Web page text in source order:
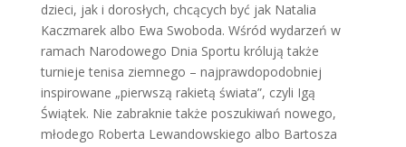
dzieci, jak i dorosłych, chcących być jak Natalia
Kaczmarek albo Ewa Swoboda. Wśród wydarzeń w
ramach Narodowego Dnia Sportu królują także
turnieje tenisa ziemnego – najprawdopodobniej
inspirowane „pierwszą rakietą świata”, czyli Igą
Świątek. Nie zabraknie także poszukiwań nowego,
młodego Roberta Lewandowskiego albo Bartosza